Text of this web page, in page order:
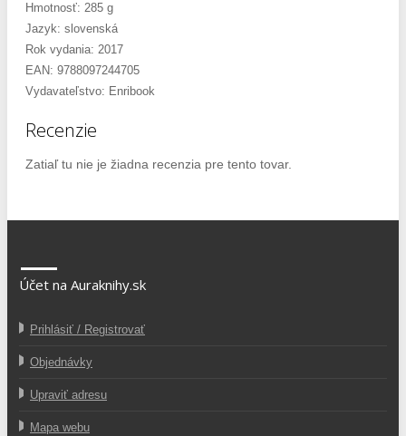
Hmotnosť: 285 g
Jazyk: slovenská
Rok vydania: 2017
EAN: 9788097244705
Vydavateľstvo: Enribook
Recenzie
Zatiaľ tu nie je žiadna recenzia pre tento tovar.
Účet na Auraknihy.sk
Prihlásiť / Registrovať
Objednávky
Upraviť adresu
Mapa webu